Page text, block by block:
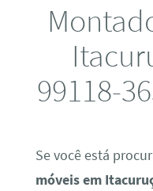
99118-
Se você está
móveis em